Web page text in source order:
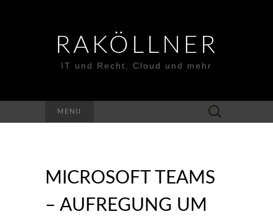
RAKÖLLNER
IT und Recht, Cloud und mehr
MENU
Suchen
nach:
MICROSOFT TEAMS
– AUFREGUNG UM